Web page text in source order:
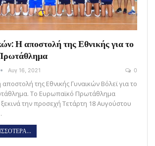
Η αποστολή της Εθνικής για το
Αυγ 16, 2021 0
της Εθνικής Γυναικών Βόλεϊ για το
Το Ευρωπαϊκό Πρωτάθλημα
την προσεχή Τετάρτη 18 Αυγούστου